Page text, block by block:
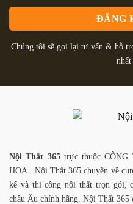
Chúng tôi sẽ gọi lại tư vấn & hỗ
nhất
Nội Thất 365trực thuộc CÔNG
HOA . Nội Thất 365 chuyên về
kế và thi công nội thất trọn gói,
châu Âu chính hãng. Nội Thất 365